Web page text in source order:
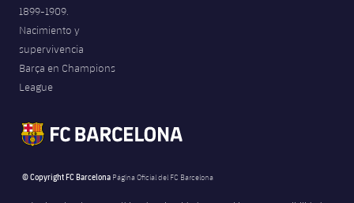
1899-1909.
Nacimiento y
supervivencia
Barça en Champions
League
© Copyright FC Barcelona Página Oficial del FC Barcelona